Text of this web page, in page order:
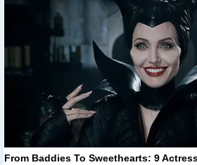
From Baddies To Sweethearts: 9